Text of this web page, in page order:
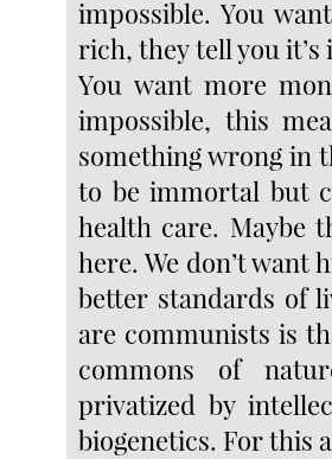
impossible. You
rich, they tell you
You want more
impossible, this
something wrong in
to be immortal but
health care. Maybe
here. We don’t want
better standards of
are communists is
commons of
privatized by
biogenetics. For this